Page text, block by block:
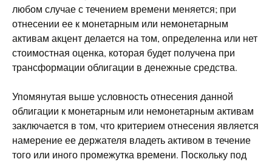
любом случае с течением времени меняется; при
отнесении ее к монетарным или немонетарным
активам акцент делается на том, определенна или нет
стоимостная оценка, которая будет получена при
трансформации облигации в денежные средства.
Упомянутая выше условность отнесения данной
облигации к монетарным или немонетарным активам
заключается в том, что критерием отнесения является
намерение ее держателя владеть активом в течение
того или иного промежутка времени. Поскольку под